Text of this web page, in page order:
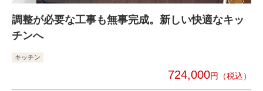
調整が必要な工事も無事完成。新しい快適なキッ
チンへ
キッチン
724,000円